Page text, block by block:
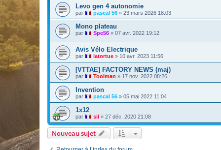
Levo gen 4 autonomie
par pascal 56 » 23 mars 2026 18:03
Mono plateau
par Spe56 » 07 avr. 2022 19:12
Avis Vélo Electrique
par latortue » 10 avr. 2023 11:56
[VTTAE] FACTORY NEWS (maj)
par Toolman » 17 nov. 2022 08:26
Invention
par pascal 56 » 05 mai 2022 11:04
1x12
par sil » 27 déc. 2020 21:08
Nouveau sujet